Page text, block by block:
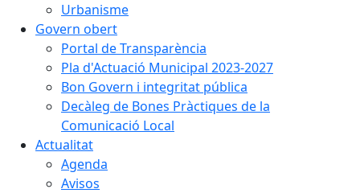
Urbanisme
Govern obert
Portal de Transparència
Pla d'Actuació Municipal 2023-2027
Bon Govern i integritat pública
Decàleg de Bones Pràctiques de la
Comunicació Local
Actualitat
Agenda
Avisos